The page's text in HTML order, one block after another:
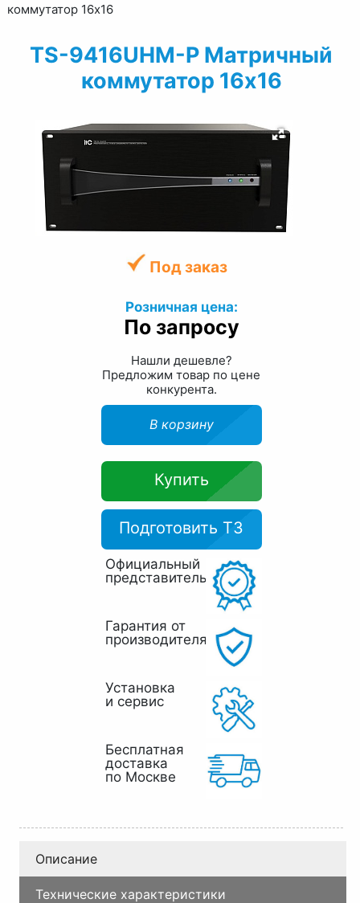
коммутатор 16х16
TS-9416UHM-P Матричный
коммутатор 16х16
Под заказ
Розничная цена:
По запросу
Нашли дешевле?
Предложим товар по цене
конкурента.
В корзину
Купить
Подготовить ТЗ
Официальный
представитель
Гарантия от
производителя
Установка
и сервис
Бесплатная
доставка
по Москве
Описание
Технические характеристики